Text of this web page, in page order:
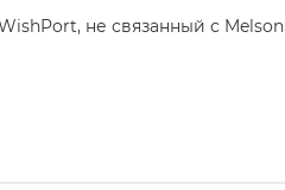
не связанный с